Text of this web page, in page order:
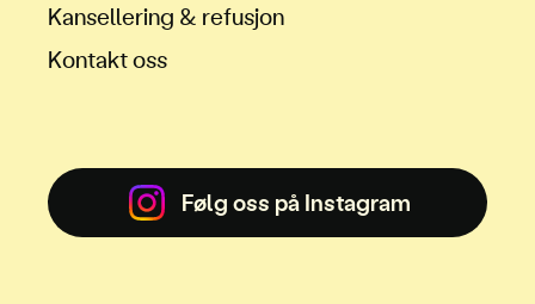
Kansellering & refusjon
Kontakt oss
Følg oss på Instagram